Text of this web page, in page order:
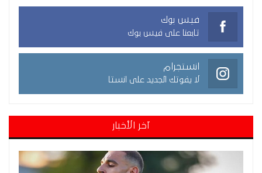
فيس بوك
تابعنا على فيس بوك
انستجرام
لا يفوتك الجديد على انستا
آخر الأخبار